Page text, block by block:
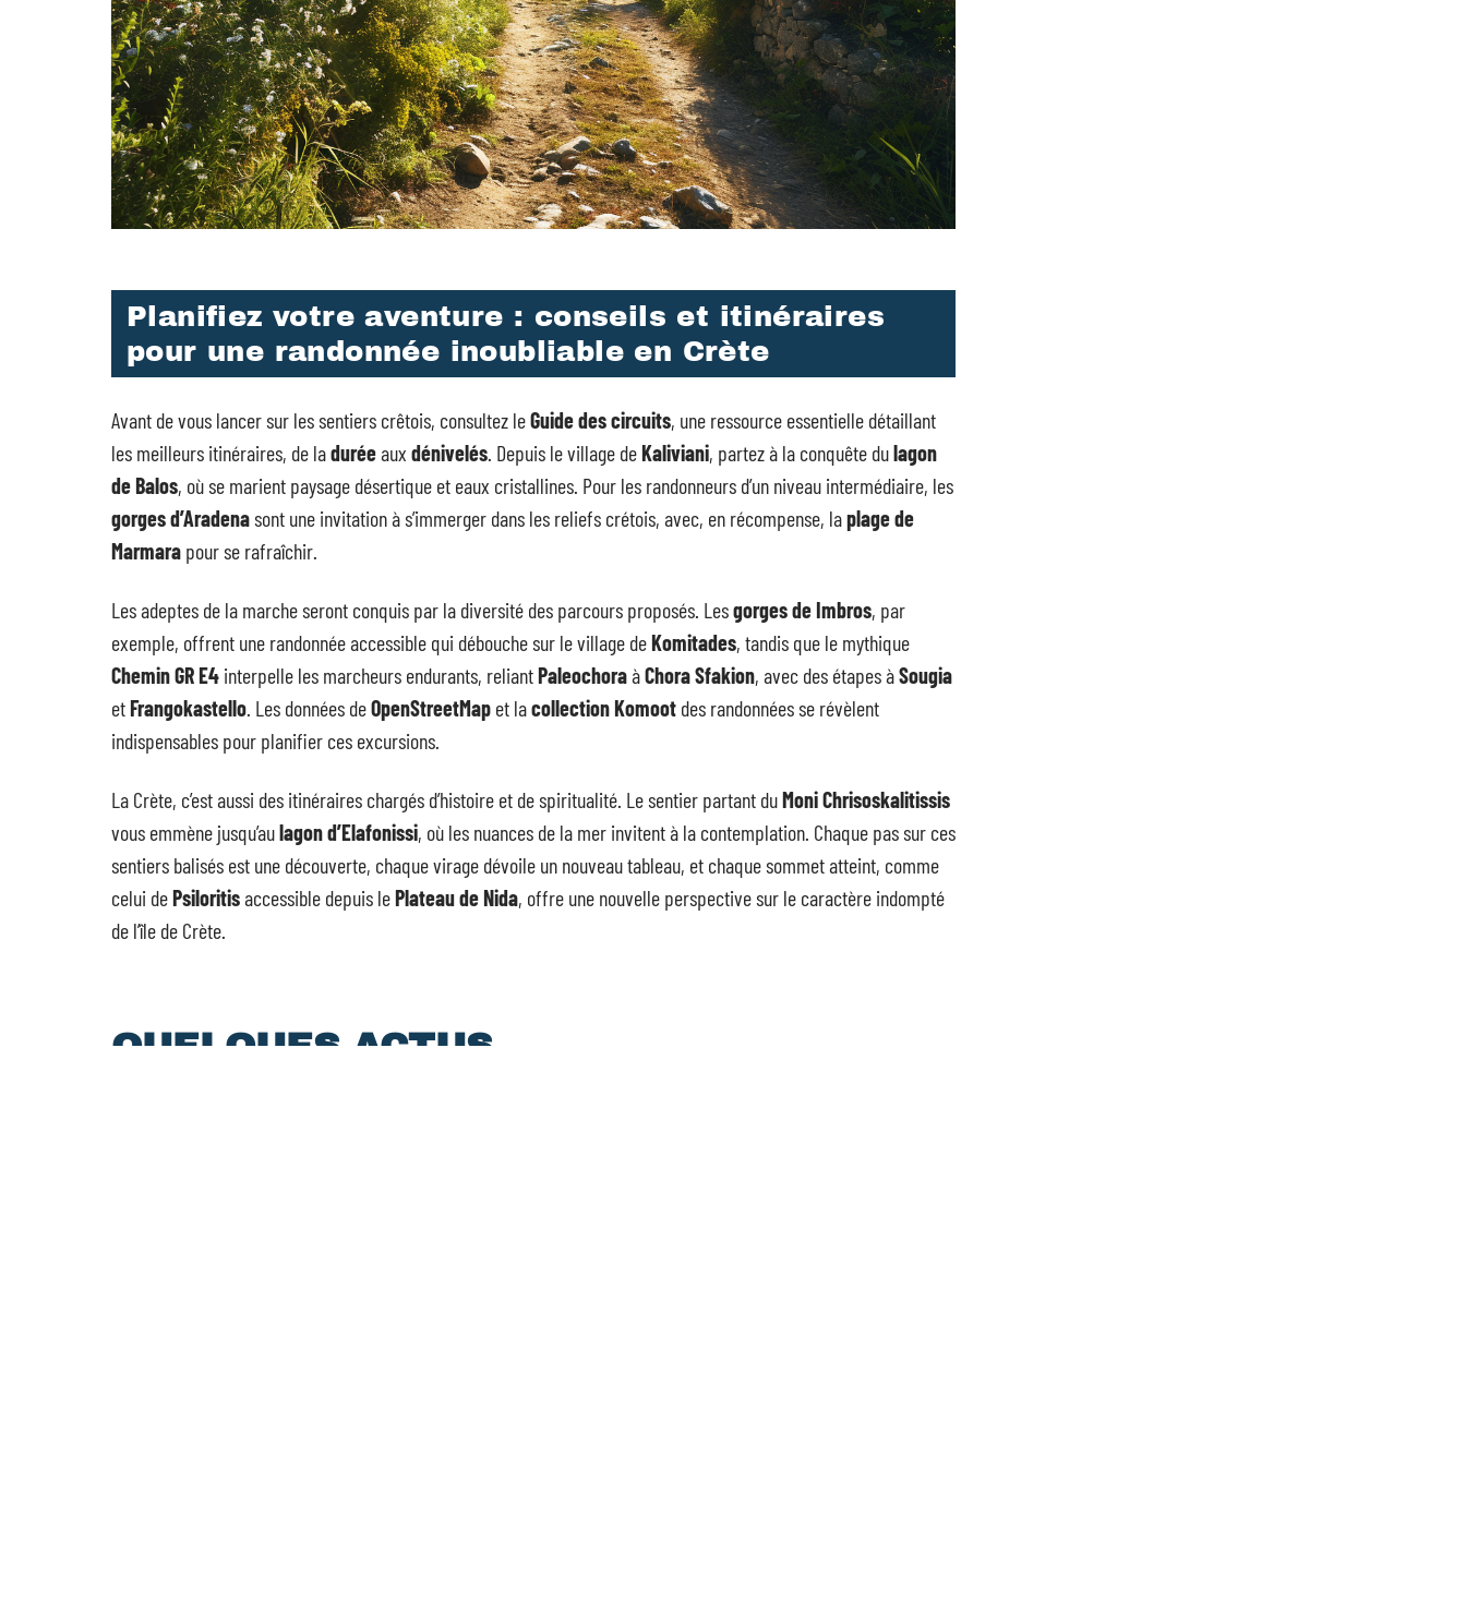
Planifiez votre aventure : conseils et itinéraires
pour une randonnée inoubliable en Crète
Avant de vous lancer sur les sentiers crêtois, consultez leGuide des circuits, une ressource essentielle détaillant
les meilleurs itinéraires, de laduréeaux dénivelés. Depuis le village deKaliviani, partez à la conquête dulagon
de Balos, où se marient paysage désertique et eaux cristallines. Pour les randonneurs d’un niveau intermédiaire, les
gorges d’Aradenasont une invitation à s’immerger dans les reliefs crétois, avec, en récompense, laplage de
Marmara pour se rafraîchir.
Les adeptes de la marche seront conquis par la diversité des parcours proposés. Lesgorges de Imbros, par
exemple, offrent une randonnée accessible qui débouche sur le village deKomitades, tandis que le mythique
Chemin GR E4 interpelle les marcheurs endurants, reliantPaleochoraàChora Sfakion, avec des étapes àSougia
etFrangokastello. Les données deOpenStreetMap et lacollection Komoot des randonnées se révèlent
indispensables pour planifier ces excursions.
La Crète, c’est aussi des itinéraires chargés d’histoire et de spiritualité. Le sentier partant duMoni Chrisoskalitissis
vous emmène jusqu’aulagon d’Elafonissi, où les nuances de la mer invitent à la contemplation. Chaque pas sur ces
sentiers balisés est une découverte, chaque virage dévoile un nouveau tableau, et chaque sommet atteint, comme
celui dePsiloritisaccessible depuis lePlateau de Nida, offre une nouvelle perspective sur le caractère indompté
de l’île de Crète.
QUELQUES ACTUS